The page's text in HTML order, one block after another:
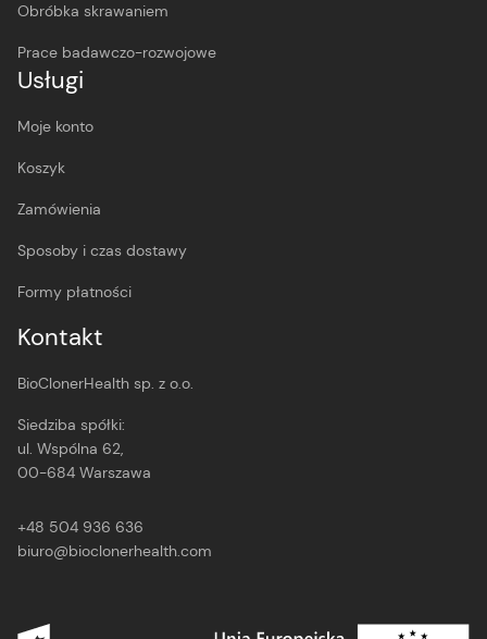
Obróbka skrawaniem
Prace badawczo-rozwojowe
Usługi
Moje konto
Koszyk
Zamówienia
Sposoby i czas dostawy
Formy płatności
Kontakt
BioClonerHealth sp. z o.o.
Siedziba spółki:
ul. Wspólna 62,
00-684 Warszawa
+48 504 936 636
biuro@bioclonerhealth.com